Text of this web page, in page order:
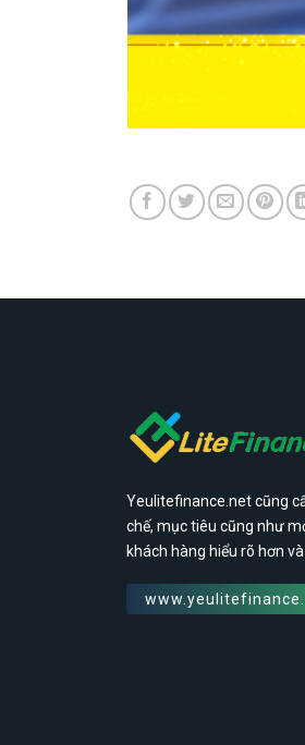
Yeulitefinance.net cũng
chế, mục tiêu cũng như
khách hàng hiểu rõ hơn